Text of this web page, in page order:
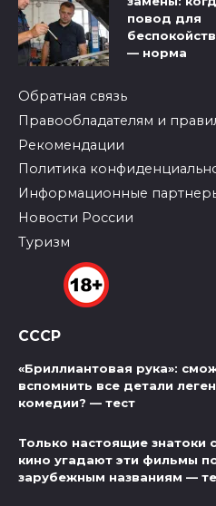
повод для
— норма
Обратная связь
Правообладателям и
Рекомендации
Политика
Информационные
Новости России
Туризм
СССР
«Бриллиантовая рука»:
вспомнить все детали
комедии? — тест
Только настоящие знатоки
кино угадают эти фильмы
зарубежным названиям —